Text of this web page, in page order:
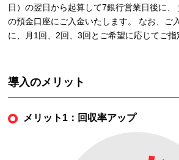
日）の翌日から起算して7銀行営業日後に
の預金口座にご入金いたします。 なお、ご
に、月1回、2回、3回とご希望に応じてご指
導入のメリット
メリット1：回収率アップ